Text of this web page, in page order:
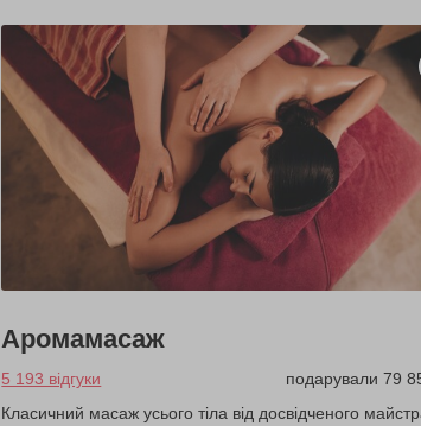
Аромамасаж
5 193 відгуки
подарували 79
Класичний масаж усього тіла від досвідченого